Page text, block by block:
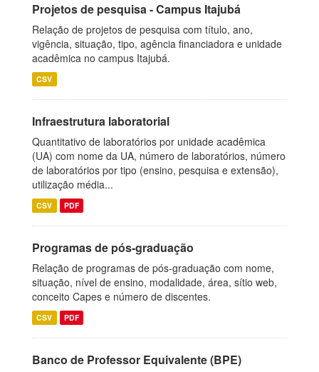
Projetos de pesquisa - Campus Itajubá
Relação de projetos de pesquisa com título, ano,
vigência, situação, tipo, agência financiadora e unidade
acadêmica no campus Itajubá.
CSV
Infraestrutura laboratorial
Quantitativo de laboratórios por unidade acadêmica
(UA) com nome da UA, número de laboratórios, número
de laboratórios por tipo (ensino, pesquisa e extensão),
utilização média...
CSV PDF
Programas de pós-graduação
Relação de programas de pós-graduação com nome,
situação, nível de ensino, modalidade, área, sítio web,
conceito Capes e número de discentes.
CSV PDF
Banco de Professor Equivalente (BPE)